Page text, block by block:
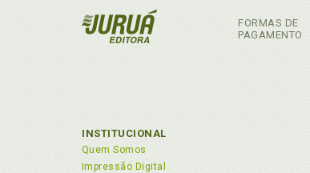
FORMAS DE
PAGAMENTO
INSTITUCIONAL
Quem Somos
Impressão Digital